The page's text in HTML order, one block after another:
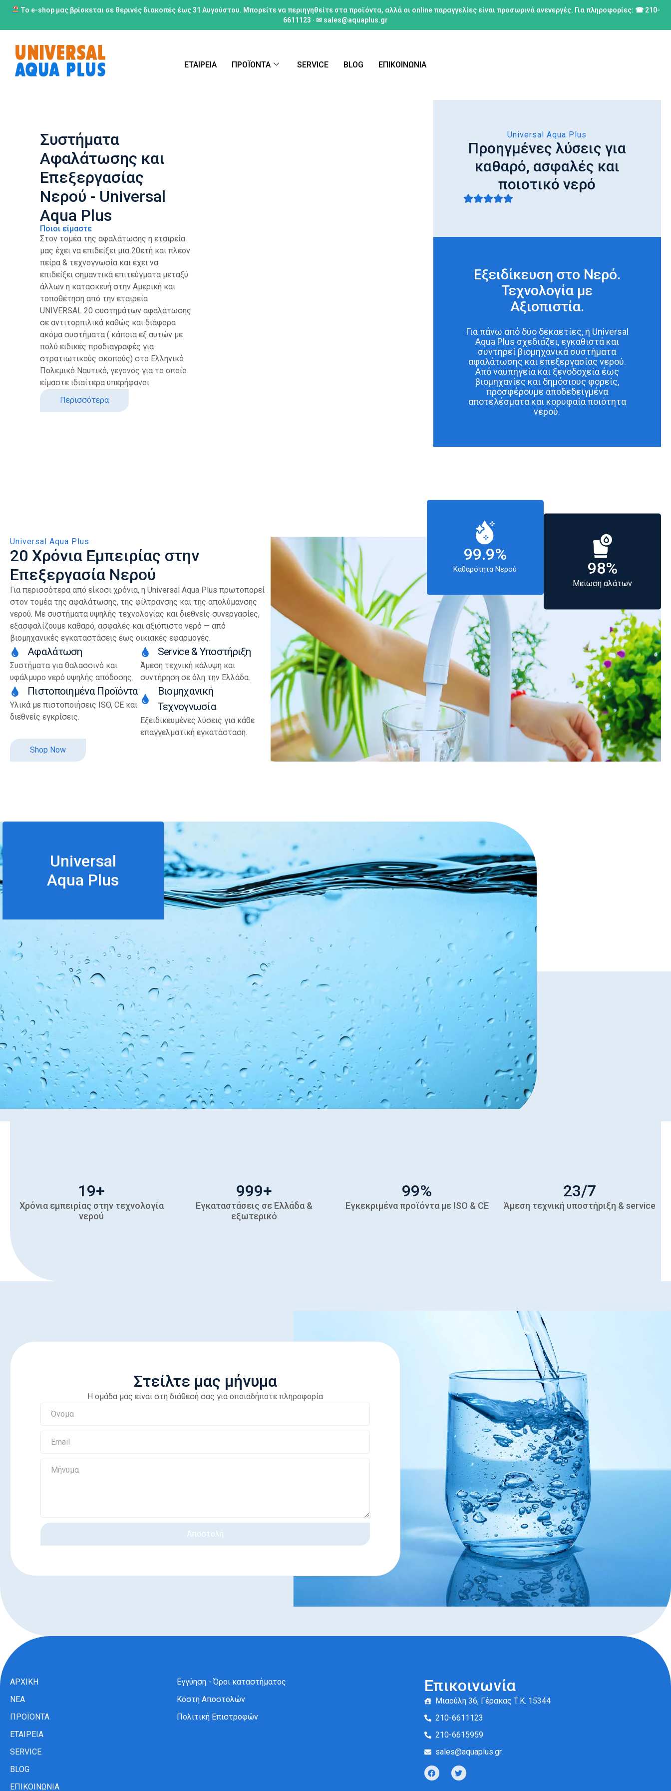
Το e-shop μας βρίσκεται σε θερινές διακοπές έως 31 Αυγούστου. Μπορείτε να περιηγηθείτε στα προϊόντα, αλλά οι online παραγγελίες είναι προσωρινά ανενεργές. Για πληροφορίες: ☎ 210-
6611123 · ✉ sales@aquaplus.gr
ΕΤΑΙΡΕΙΑ ΠΡΟΪΟΝΤΑ SERVICE BLOG ΕΠΙΚΟΙΝΩΝΙΑ
Συστήματα
Αφαλάτωσης και
Επεξεργασίας
Νερού - Universal
Aqua Plus
Ποιοι είμαστε
Στον τομέα της αφαλάτωσης η εταιρεία
μας έχει να επιδείξει μια 20ετή και πλέον
πείρα & τεχνογνωσία και έχει να
επιδείξει σημαντικά επιτεύγματα μεταξύ
άλλων η κατασκευή στην Αμερική και
τοποθέτηση από την εταιρεία
UNIVERSAL 20 συστημάτων αφαλάτωσης
σε αντιτορπιλικά καθώς και διάφορα
ακόμα συστήματα ( κάποια εξ αυτών με
πολύ ειδικές προδιαγραφές για
στρατιωτικούς σκοπούς) στο Ελληνικό
Πολεμικό Ναυτικό, γεγονός για το οποίο
είμαστε ιδιαίτερα υπερήφανοι.
Περισσότερα
Universal Aqua Plus
Προηγμένες λύσεις για
καθαρό, ασφαλές και
ποιοτικό νερό
Εξειδίκευση στο Νερό.
Τεχνολογία με
Αξιοπιστία.
Για πάνω από δύο δεκαετίες, η Universal
Aqua Plus σχεδιάζει, εγκαθιστά και
συντηρεί βιομηχανικά συστήματα
αφαλάτωσης και επεξεργασίας νερού.
Από ναυπηγεία και ξενοδοχεία έως
βιομηχανίες και δημόσιους φορείς,
προσφέρουμε αποδεδειγμένα
αποτελέσματα και κορυφαία ποιότητα
νερού.
Universal Aqua Plus
20 Χρόνια Εμπειρίας στην
Επεξεργασία Νερού
Για περισσότερα από είκοσι χρόνια, η Universal Aqua Plus πρωτοπορεί
στον τομέα της αφαλάτωσης, της φίλτρανσης και της απολύμανσης
νερού. Με συστήματα υψηλής τεχνολογίας και διεθνείς συνεργασίες,
εξασφαλίζουμε καθαρό, ασφαλές και αξιόπιστο νερό — από
βιομηχανικές εγκαταστάσεις έως οικιακές εφαρμογές.
Αφαλάτωση
Συστήματα για θαλασσινό και
υφάλμυρο νερό υψηλής απόδοσης.
Service & Υποστήριξη
Άμεση τεχνική κάλυψη και
συντήρηση σε όλη την Ελλάδα.
Πιστοποιημένα Προϊόντα
Υλικά με πιστοποιήσεις ISO, CE και
διεθνείς εγκρίσεις.
Βιομηχανική
Τεχνογνωσία
Εξειδικευμένες λύσεις για κάθε
επαγγελματική εγκατάσταση.
Shop Now
99.9%
Καθαρότητα Νερού 98%
Μείωση αλάτων
Universal
Aqua Plus
20+
Χρόνια εμπειρίας στην τεχνολογία
νερού
1,000+
Εγκαταστάσεις σε Ελλάδα &
εξωτερικό
100%
Εγκεκριμένα προϊόντα με ISO & CE
24/7
Άμεση τεχνική υποστήριξη & service
Στείλτε μας μήνυμα
Η ομάδα μας είναι στη διάθεσή σας για οποιαδήποτε πληροφορία
Αποστολή
ΑΡΧΙΚΗ
ΝΕΑ
ΠΡΟΪΟΝΤΑ
ΕΤΑΙΡΕΙΑ
SERVICE
BLOG
ΕΠΙΚΟΙΝΩΝΙΑ
Εγγύηση - Όροι καταστήματος
Κόστη Αποστολών
Πολιτική Επιστροφών
Επικοινωνία
Μιαούλη 36, Γέρακας Τ.Κ. 15344
210-6611123
210-6615959
sales@aquaplus.gr